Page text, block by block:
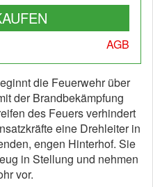
AGB
die Feuerwehr über
der Brandbekämpfung
des Feuers verhindert
eine Drehleiter in
engen Hinterhof. Sie
in Stellung und nehmen
vor.